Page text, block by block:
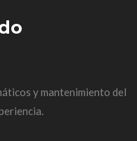
y mantenimiento del